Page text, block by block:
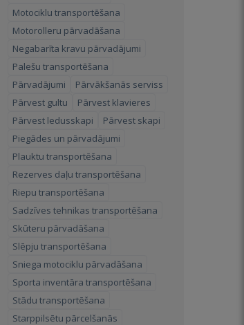
Motociklu transportēšana
Motorolleru pārvadāšana
Negabarīta kravu pārvadājumi
Palešu transportēšana
Pārvadājumi
Pārvākšanās serviss
Pārvest gultu
Pārvest klavieres
Pārvest ledusskapi
Pārvest skapi
Piegādes un pārvadājumi
Plauktu transportēšana
Rezerves daļu transportēšana
Riepu transportēšana
Sadzīves tehnikas transportēšana
Skūteru pārvadāšana
Slēpju transportēšana
Sniega motociklu pārvadāšana
Sporta inventāra transportēšana
Stādu transportēšana
Starppilsētu pārcelšanās